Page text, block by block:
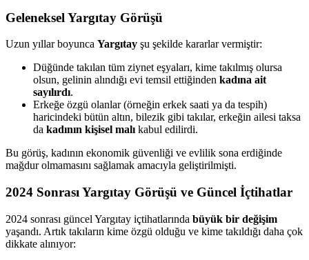
Geleneksel Yargıtay Görüşü
Uzun yıllar boyunca Yargıtay şu şekilde kararlar vermiştir:
Düğünde takılan tüm ziynet eşyaları, kime takılmış olursa
olsun, gelinin alındığı evi temsil ettiğinden kadına ait
sayılırdı.
Erkeğe özgü olanlar (örneğin erkek saati ya da tespih)
haricindeki bütün altın, bilezik gibi takılar, erkeğin ailesi taksa
da kadının kişisel malı kabul edilirdi.
Bu görüş, kadının ekonomik güvenliği ve evlilik sona erdiğinde
mağdur olmamasını sağlamak amacıyla geliştirilmişti.
2024 Sonrası Yargıtay Görüşü ve Güncel İçtihatlar
2024 sonrası güncel Yargıtay içtihatlarında büyük bir değişim
yaşandı. Artık takıların kime özgü olduğu ve kime takıldığı daha çok
dikkate alınıyor: